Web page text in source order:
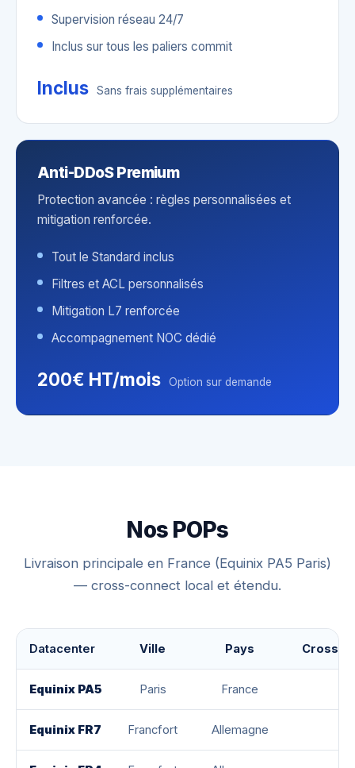
Supervision réseau 24/7
Inclus sur tous les paliers commit
Inclus Sans frais supplémentaires
Anti-DDoS Premium
Protection avancée : règles personnalisées et
mitigation renforcée.
Tout le Standard inclus
Filtres et ACL personnalisés
Mitigation L7 renforcée
Accompagnement NOC dédié
200€ HT/mois Option sur demande
Nos POPs
Livraison principale en France (Equinix PA5 Paris)
— cross-connect local et étendu.
Datacenter Ville Pays
Equinix PA5 Paris France
Equinix FR7 Francfort Allemagne